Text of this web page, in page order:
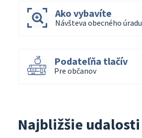
Ako vybavíte
Návšteva obecného úradu
Podateľňa tlačív
Pre občanov
Najbližšie udalosti